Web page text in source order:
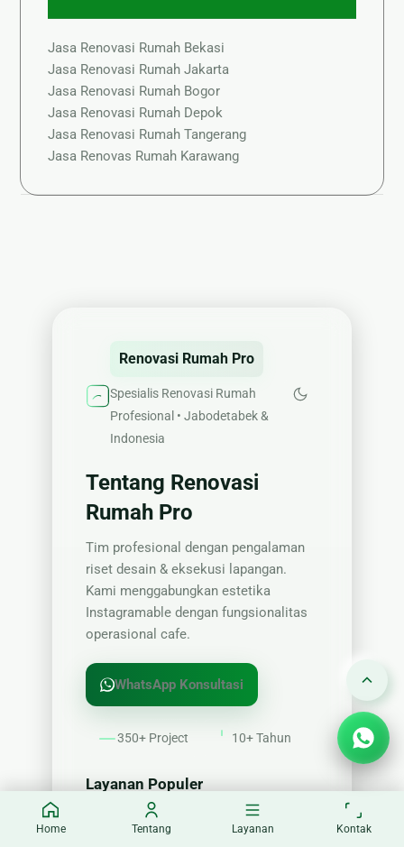
Jasa Renovasi Rumah Bekasi
Jasa Renovasi Rumah Jakarta
Jasa Renovasi Rumah Bogor
Jasa Renovasi Rumah Depok
Jasa Renovasi Rumah Tangerang
Jasa Renovas Rumah Karawang
Renovasi Rumah Pro
Spesialis Renovasi Rumah
Profesional • Jabodetabek &
Indonesia
Tentang Renovasi
Rumah Pro
Tim profesional dengan pengalaman
riset desain & eksekusi lapangan.
Kami menggabungkan estetika
Instagramable dengan fungsionalitas
operasional cafe.
WhatsApp Konsultasi
350+ Project 10+ Tahun
Layanan Populer
Desain Interior Cafe
Renovasi Dapur & Barista
Home Tentang Layanan Kontak